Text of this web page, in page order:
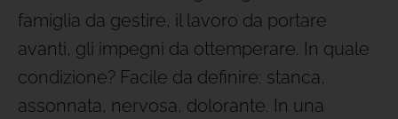
famiglia da gestire, il lavoro da portare
avanti, gli impegni da ottemperare. In quale
condizione? Facile da definire: stanca,
assonnata, nervosa, dolorante. In una